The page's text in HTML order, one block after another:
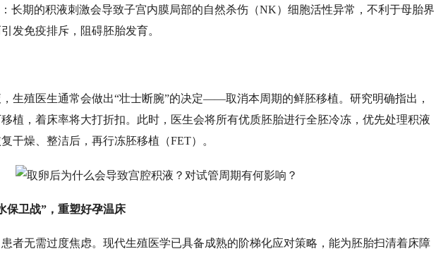
长期的积液刺激会导致子宫内膜局部的自然杀伤（NK）细胞活性异常，不利于母胎界
发免疫排斥，阻碍胚胎发育。
生殖医生通常会做出“壮士断腕”的决定——取消本周期的鲜胚移植。研究明确指出，
植，着床率将大打折扣。此时，医生会将所有优质胚胎进行全胚冷冻，优先处理积液
干燥、整洁后，再行冻胚移植（FET）。
保卫战”，重塑好孕温床
者无需过度焦虑。现代生殖医学已具备成熟的阶梯化应对策略，能为胚胎扫清着床障